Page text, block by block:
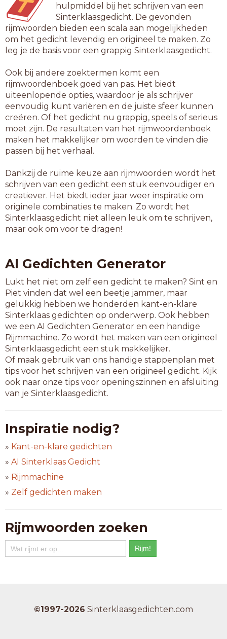
hulpmiddel bij het schrijven van een
Sinterklaasgedicht. De gevonden
rijmwoorden bieden een scala aan mogelijkheden
om het gedicht levendig en origineel te maken. Zo
leg je de basis voor een grappig Sinterklaasgedicht.
Ook bij andere zoektermen komt een
rijmwoordenboek goed van pas. Het biedt
uiteenlopende opties, waardoor je als schrijver
eenvoudig kunt variëren en de juiste sfeer kunnen
creëren. Of het gedicht nu grappig, speels of serieus
moet zijn. De resultaten van het rijmwoordenboek
maken het makkelijker om woorden te vinden die
passen bij het verhaal.
Dankzij de ruime keuze aan rijmwoorden wordt het
schrijven van een gedicht een stuk eenvoudiger en
creatiever. Het biedt ieder jaar weer inspiratie om
originele combinaties te maken. Zo wordt het
Sinterklaasgedicht niet alleen leuk om te schrijven,
maar ook om voor te dragen!
AI Gedichten Generator
Lukt het niet om zelf een gedicht te maken? Sint en
Piet vinden dat wel een beetje jammer, maar
gelukkig hebben we honderden kant-en-klare
Sinterklaas gedichten op onderwerp. Ook hebben
we een AI Gedichten Generator en een handige
Rijmmachine. Zo wordt het maken van een origineel
Sinterklaasgedicht een stuk makkelijker.
Of maak gebruik van ons handige stappenplan met
tips voor het schrijven van een origineel gedicht. Kijk
ook naar onze tips voor openingszinnen en afsluiting
van je Sinterklaasgedicht.
Inspiratie nodig?
» Kant-en-klare gedichten
» AI Sinterklaas Gedicht
» Rijmmachine
» Zelf gedichten maken
Rijmwoorden zoeken
©1997-2026 Sinterklaasgedichten.com